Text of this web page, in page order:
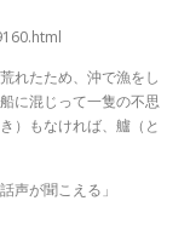
れたため、沖で漁をし
に混じって一隻の不思
）もなければ、艫（と
声が聞こえる」